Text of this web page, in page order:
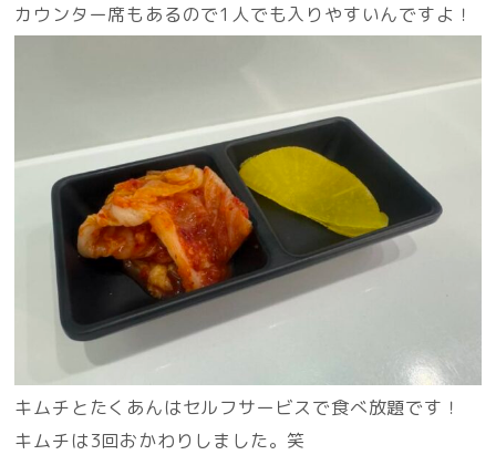
カウンター席もあるので1人でも入りやすいんですよ！
キムチとたくあんはセルフサービスで食べ放題です！
キムチは3回おかわりしました。笑